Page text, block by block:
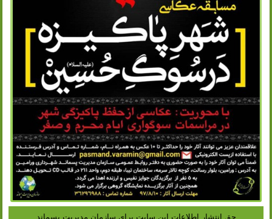
حق انتشار اطلاعات این سایت براى سازمان مدیریت پسماند